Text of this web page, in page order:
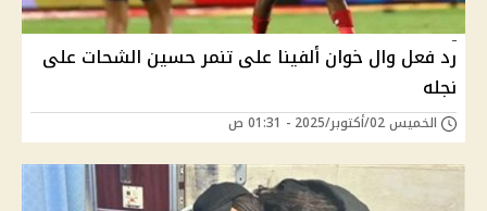
رد فعل وال خوان ألفينا على تنمر حسين الشحات على
نجله
الخميس 02/أكتوبر/2025 - 01:31 ص